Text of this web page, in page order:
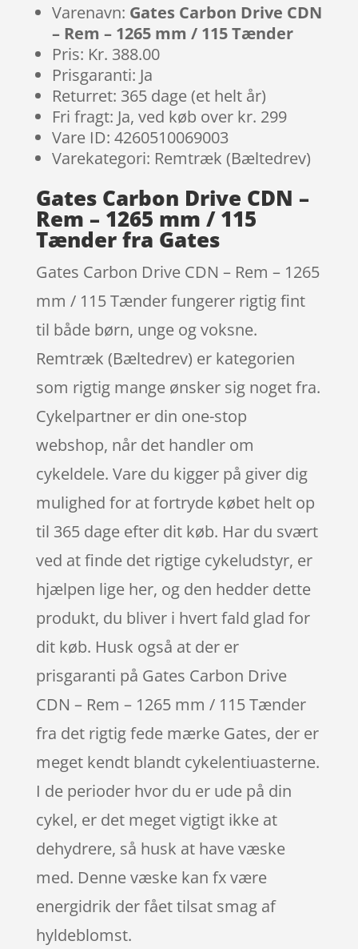
Varenavn: Gates Carbon Drive CDN
– Rem – 1265 mm / 115 Tænder
Pris: Kr. 388.00
Prisgaranti: Ja
Returret: 365 dage (et helt år)
Fri fragt: Ja, ved køb over kr. 299
Vare ID: 4260510069003
Varekategori: Remtræk (Bæltedrev)
Gates Carbon Drive CDN –
Rem – 1265 mm / 115
Tænder fra Gates
Gates Carbon Drive CDN – Rem – 1265
mm / 115 Tænder fungerer rigtig fint
til både børn, unge og voksne.
Remtræk (Bæltedrev) er kategorien
som rigtig mange ønsker sig noget fra.
Cykelpartner er din one-stop
webshop, når det handler om
cykeldele. Vare du kigger på giver dig
mulighed for at fortryde købet helt op
til 365 dage efter dit køb. Har du svært
ved at finde det rigtige cykeludstyr, er
hjælpen lige her, og den hedder dette
produkt, du bliver i hvert fald glad for
dit køb. Husk også at der er
prisgaranti på Gates Carbon Drive
CDN – Rem – 1265 mm / 115 Tænder
fra det rigtig fede mærke Gates, der er
meget kendt blandt cykelentiuasterne.
I de perioder hvor du er ude på din
cykel, er det meget vigtigt ikke at
dehydrere, så husk at have væske
med. Denne væske kan fx være
energidrik der fået tilsat smag af
hyldeblomst.